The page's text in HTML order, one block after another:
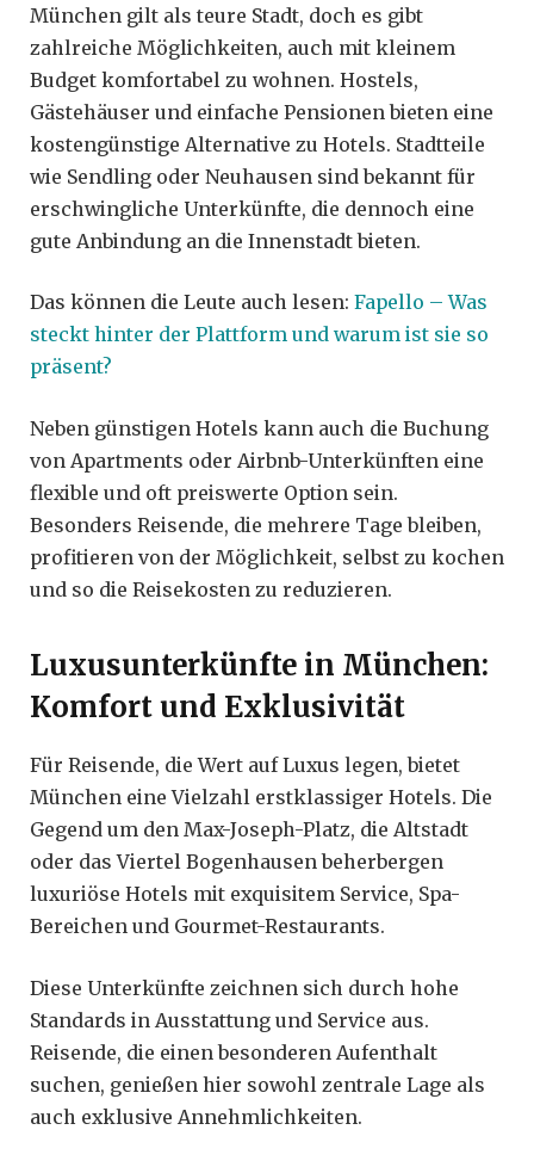
München gilt als teure Stadt, doch es gibt
zahlreiche Möglichkeiten, auch mit kleinem
Budget komfortabel zu wohnen. Hostels,
Gästehäuser und einfache Pensionen bieten eine
kostengünstige Alternative zu Hotels. Stadtteile
wie Sendling oder Neuhausen sind bekannt für
erschwingliche Unterkünfte, die dennoch eine
gute Anbindung an die Innenstadt bieten.
Das können die Leute auch lesen: Fapello – Was
steckt hinter der Plattform und warum ist sie so
präsent?
Neben günstigen Hotels kann auch die Buchung
von Apartments oder Airbnb-Unterkünften eine
flexible und oft preiswerte Option sein.
Besonders Reisende, die mehrere Tage bleiben,
profitieren von der Möglichkeit, selbst zu kochen
und so die Reisekosten zu reduzieren.
Luxusunterkünfte in München:
Komfort und Exklusivität
Für Reisende, die Wert auf Luxus legen, bietet
München eine Vielzahl erstklassiger Hotels. Die
Gegend um den Max-Joseph-Platz, die Altstadt
oder das Viertel Bogenhausen beherbergen
luxuriöse Hotels mit exquisitem Service, Spa-
Bereichen und Gourmet-Restaurants.
Diese Unterkünfte zeichnen sich durch hohe
Standards in Ausstattung und Service aus.
Reisende, die einen besonderen Aufenthalt
suchen, genießen hier sowohl zentrale Lage als
auch exklusive Annehmlichkeiten.